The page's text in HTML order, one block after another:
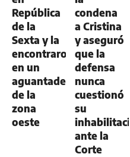
República
de la
Sexta y la
encontraron
en un
aguantadero
de la
zona
oeste
condena
a Cristina
y aseguró
que la
defensa
nunca
cuestionó
su
ante la
Corte